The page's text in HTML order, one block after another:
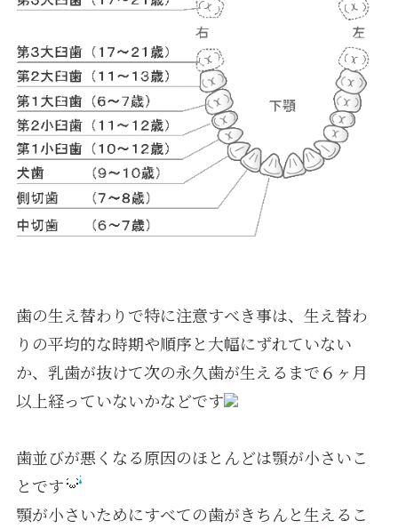
歯の生え替わりで特に注意すべき事は、生え替わ
りの平均的な時期や順序と大幅にずれていない
か、乳歯が抜けて次の永久歯が生えるまで６ヶ月
以上経っていないかなどです
歯並びが悪くなる原因のほとんどは顎が小さいこ
とです
顎が小さいためにすべての歯がきちんと生えるこ